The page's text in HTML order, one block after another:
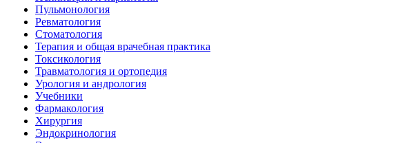
Пульмонология
Ревматология
Стоматология
Терапия и общая врачебная практика
Токсикология
Травматология и ортопедия
Урология и андрология
Учебники
Фармакология
Хирургия
Эндокринология